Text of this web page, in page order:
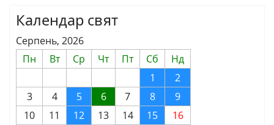
Календар свят
Серпень, 2026
Пн
Вт Ср Чт Пт Сб
Нд
1
2
3
4 5 6 7 8
9
10
11 12 13 14 15
16